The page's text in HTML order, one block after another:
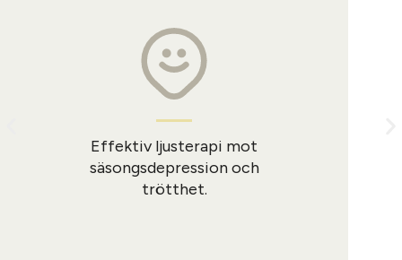
Effektiv ljusterapi mot
säsongsdepression och
trötthet.